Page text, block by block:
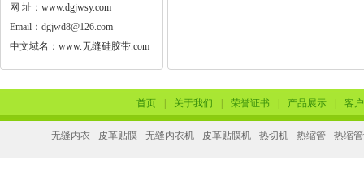
网 址： www.dgjwsy.com
Email：dgjwd8@126.com
中文域名： www.无缝硅胶带.com
首页 关于我们 荣誉证书 产品展示 客
无缝内衣 皮革贴膜 无缝内衣机 皮革贴膜机 热切机 热缩管 热缩